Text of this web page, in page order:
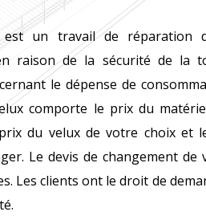
est un travail de réparation
raison de la sécurité de la
le dépense de
comporte le prix du
du velux de votre choix et
Le devis de changement
Les clients ont le droit de